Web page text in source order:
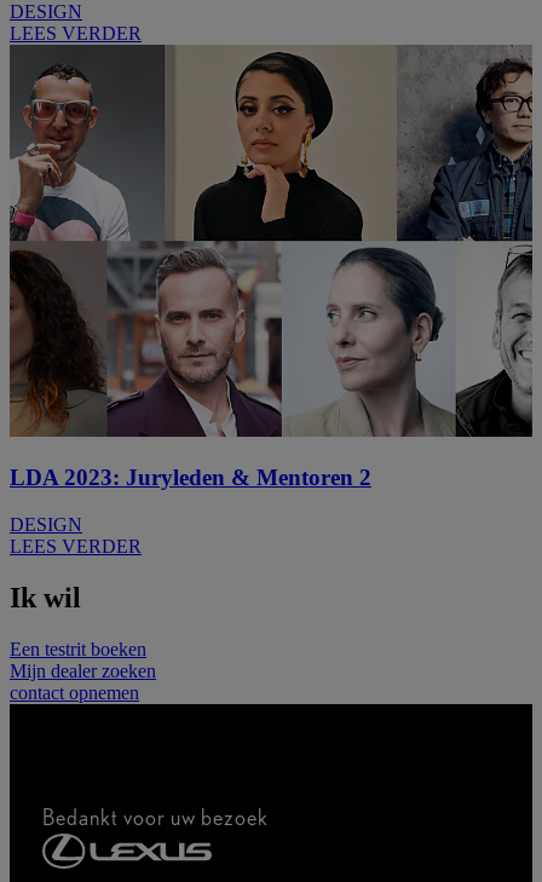
DESIGN
LEES VERDER
LDA 2023: Juryleden & Mentoren 2
DESIGN
LEES VERDER
Ik wil
Een testrit boeken
Mijn dealer zoeken
contact opnemen
Bedankt voor uw bezoek